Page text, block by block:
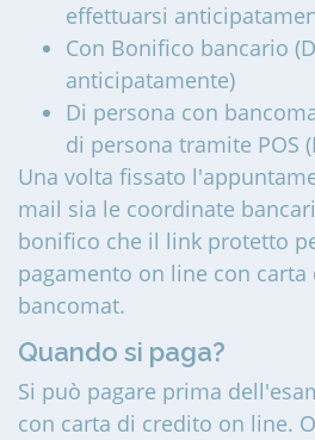
effettuarsi
Con Bonifico bancario
anticipatamente)
Di persona con
di persona tramite POS
Una volta fissato
mail sia le coordinate
bonifico che il link protetto
pagamento on line con
bancomat.
Quando si paga?
Si può pagare prima
con carta di credito on line.